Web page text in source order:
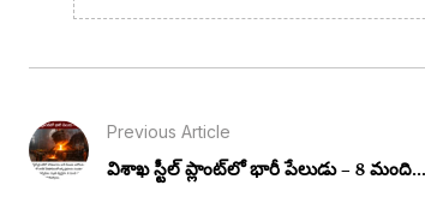
Previous Article
విశాఖ స్టీల్ ప్లాంట్‌లో భారీ పేలుడు – 8 మంది...